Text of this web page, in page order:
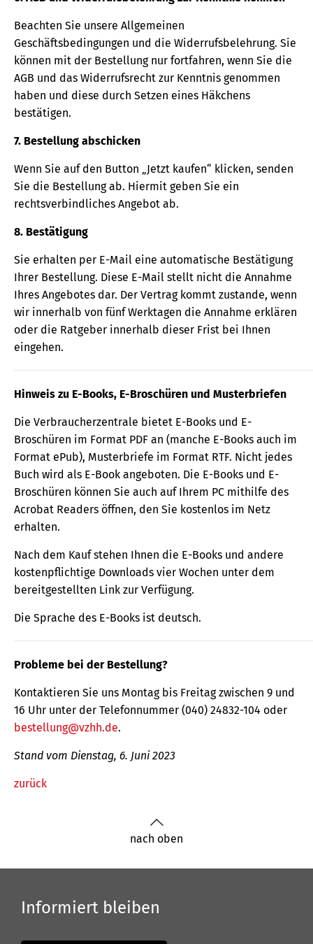
Beachten Sie unsere Allgemeinen
Geschäftsbedingungen und die Widerrufsbelehrung. Sie
können mit der Bestellung nur fortfahren, wenn Sie die
AGB und das Widerrufsrecht zur Kenntnis genommen
haben und diese durch Setzen eines Häkchens
bestätigen.
7. Bestellung abschicken
Wenn Sie auf den Button „Jetzt kaufen“ klicken, senden
Sie die Bestellung ab. Hiermit geben Sie ein
rechtsverbindliches Angebot ab.
8. Bestätigung
Sie erhalten per E-Mail eine automatische Bestätigung
Ihrer Bestellung. Diese E-Mail stellt nicht die Annahme
Ihres Angebotes dar. Der Vertrag kommt zustande, wenn
wir innerhalb von fünf Werktagen die Annahme erklären
oder die Ratgeber innerhalb dieser Frist bei Ihnen
eingehen.
Hinweis zu E-Books, E-Broschüren und Musterbriefen
Die Verbraucherzentrale bietet E-Books und E-
Broschüren im Format PDF an (manche E-Books auch im
Format ePub), Musterbriefe im Format RTF. Nicht jedes
Buch wird als E-Book angeboten. Die E-Books und E-
Broschüren können Sie auch auf Ihrem PC mithilfe des
Acrobat Readers öffnen, den Sie kostenlos im Netz
erhalten.
Nach dem Kauf stehen Ihnen die E-Books und andere
kostenpflichtige Downloads vier Wochen unter dem
bereitgestellten Link zur Verfügung.
Die Sprache des E-Books ist deutsch.
Probleme bei der Bestellung?
Kontaktieren Sie uns Montag bis Freitag zwischen 9 und
16 Uhr unter der Telefonnummer (040) 24832-104 oder
bestellung@vzhh.de.
Stand vom Dienstag, 6. Juni 2023
zurück
nach oben
Informiert bleiben